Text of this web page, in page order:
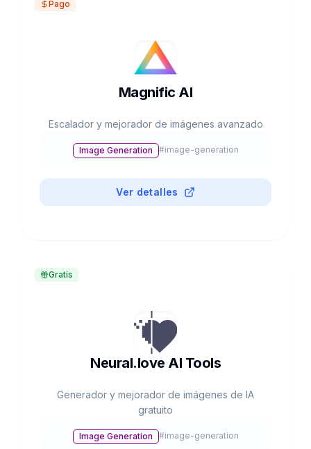
Pago
Magnific AI
Escalador y mejorador de imágenes avanzado
Image Generation #image-generation
Ver detalles
Gratis
Neural.love AI Tools
Generador y mejorador de imágenes de IA
gratuito
Image Generation #image-generation